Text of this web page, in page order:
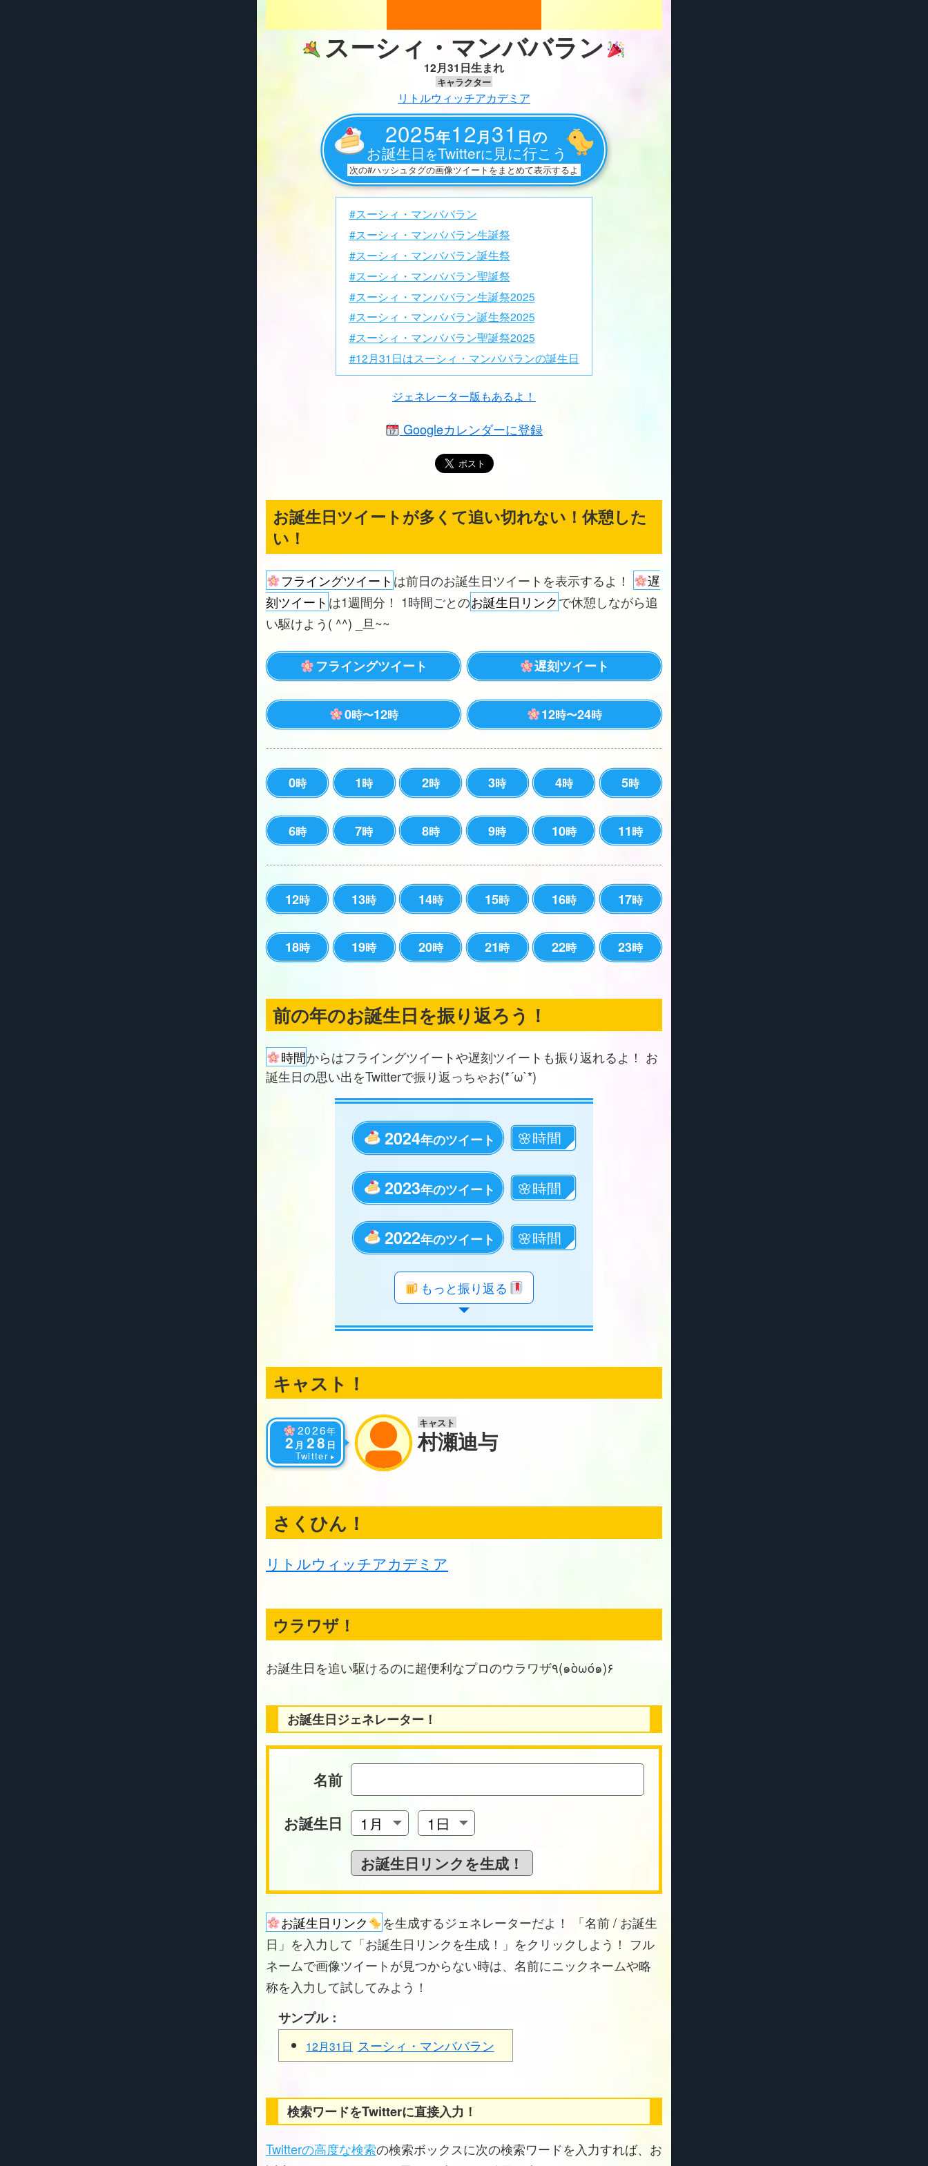
スーシィ・マンババラン
12月31日生まれ
キャラクター
リトルウィッチアカデミア
2025年12 月31 日の
お誕生日をTwitterに見に行こう
次の#ハッシュタグの画像ツイートをまとめて表示するよ
#スーシィ・マンババラン
#スーシィ・マンババラン生誕祭
#スーシィ・マンババラン誕生祭
#スーシィ・マンババラン聖誕祭
#スーシィ・マンババラン生誕祭2025
#スーシィ・マンババラン誕生祭2025
#スーシィ・マンババラン聖誕祭2025
#12月31日はスーシィ・マンババランの誕生日
ジェネレーター版もあるよ！
Googleカレンダーに登録
お誕生日ツイートが多くて追い切れない！休憩した
い！
フライングツイート は前日のお誕生日ツイートを表示するよ！
遅
刻ツイート は1週間分！ 1時間ごとのお誕生日リンクで休憩しながら追
い駆けよう( ^^) _旦~~
フライングツイート 遅刻ツイート
0時〜12時 12時〜24時
0時 1時 2時 3時 4時 5時
6時 7時 8時 9時 10時 11時
12時 13時 14時 15時 16時 17時
18時 19時 20時 21時 22時 23時
前の年のお誕生日を振り返ろう！
時間からはフライングツイートや遅刻ツイートも振り返れるよ！ お
誕生日の思い出をTwitterで振り返っちゃお(*´ω`*)
2024年のツイート
2023年のツイート
2022年のツイート
年のツイート
年のツイート
年のツイート
年のツイート
年のツイート
年のツイート
年のツイート
年のツイート
年のツイート
年のツイート
年のツイート
年のツイート
年のツイート
年のツイート
年のツイート
年のツイート
もっと振り返る
キャスト！
2026年
2 月 28 日
Twitter
キャスト
村瀬迪与
さくひん！
リトルウィッチアカデミア
ウラワザ！
お誕生日を追い駆けるのに超便利なプロのウラワザ٩(๑òωó๑)۶
お誕生日ジェネレーター！
名前
お誕生日
お誕生日リンク
を生成するジェネレーターだよ！ 「名前 / お誕生
日」を入力して「お誕生日リンクを生成！」をクリックしよう！ フル
ネームで画像ツイートが見つからない時は、名前にニックネームや略
称を入力して試してみよう！
サンプル：
12月31日 スーシィ・マンババラン
検索ワードをTwitterに直接入力！
Twitterの高度な検索の検索ボックスに次の検索ワードを入力すれば、お